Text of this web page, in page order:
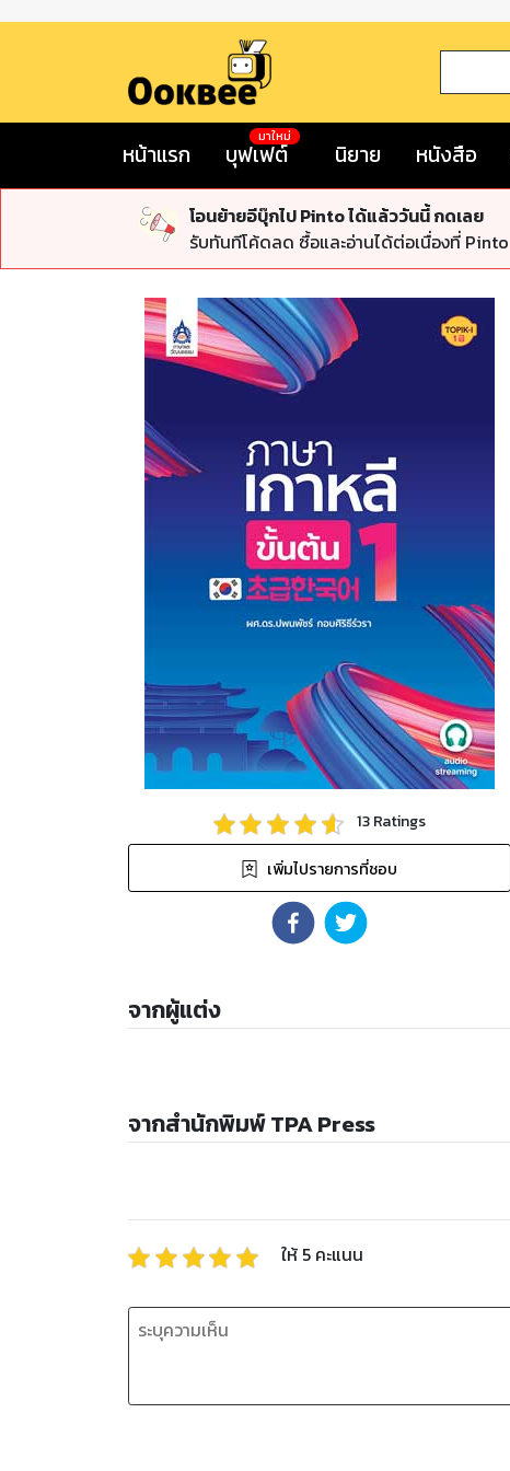
หน้าแรก บุฟเฟต์
มาใหม่
นิยาย หนังสือ
โอนย้ายอีบุ๊กไป Pinto ได้แล้ววันนี้ กดเลย
รับทันทีโค้ดลด ซื้อและอ่านได้ต่อเนื่องที่ Pinto
13Ratings
เพิ่มไปรายการที่ชอบ
จากผู้แต่ง
จากสำนักพิมพ์ TPA Press
ให้ 5 คะแนน